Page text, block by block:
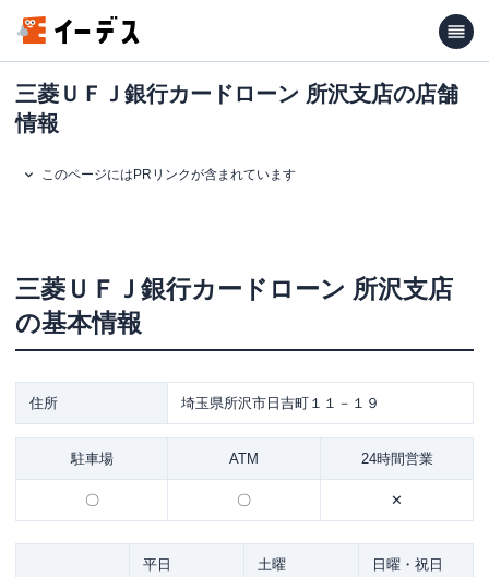
三菱ＵＦＪ銀行カードローン 所沢支店の店舗
情報
このページにはPRリンクが含まれています
三菱ＵＦＪ銀行カードローン 所沢支店
の基本情報
住所 埼玉県所沢市日吉町１１－１９
駐車場 ATM 24時間営業
〇 〇 ✕
平日 土曜 日曜・祝日